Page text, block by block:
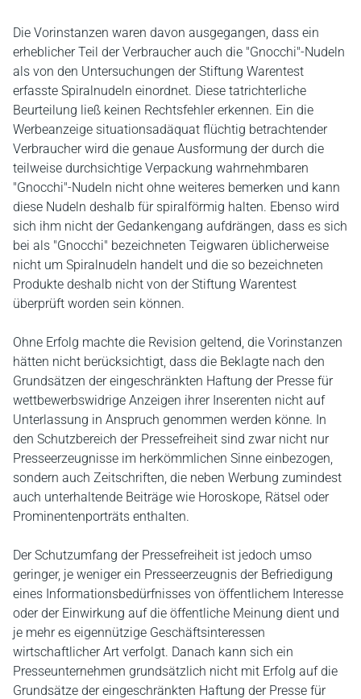
Die Vorinstanzen waren davon ausgegangen, dass ein
erheblicher Teil der Verbraucher auch die "Gnocchi"-Nudeln
als von den Untersuchungen der Stiftung Warentest
erfasste Spiralnudeln einordnet. Diese tatrichterliche
Beurteilung ließ keinen Rechtsfehler erkennen. Ein die
Werbeanzeige situationsadäquat flüchtig betrachtender
Verbraucher wird die genaue Ausformung der durch die
teilweise durchsichtige Verpackung wahrnehmbaren
"Gnocchi"-Nudeln nicht ohne weiteres bemerken und kann
diese Nudeln deshalb für spiralförmig halten. Ebenso wird
sich ihm nicht der Gedankengang aufdrängen, dass es sich
bei als "Gnocchi" bezeichneten Teigwaren üblicherweise
nicht um Spiralnudeln handelt und die so bezeichneten
Produkte deshalb nicht von der Stiftung Warentest
überprüft worden sein können.
Ohne Erfolg machte die Revision geltend, die Vorinstanzen
hätten nicht berücksichtigt, dass die Beklagte nach den
Grundsätzen der eingeschränkten Haftung der Presse für
wettbewerbswidrige Anzeigen ihrer Inserenten nicht auf
Unterlassung in Anspruch genommen werden könne. In
den Schutzbereich der Pressefreiheit sind zwar nicht nur
Presseerzeugnisse im herkömmlichen Sinne einbezogen,
sondern auch Zeitschriften, die neben Werbung zumindest
auch unterhaltende Beiträge wie Horoskope, Rätsel oder
Prominentenporträts enthalten.
Der Schutzumfang der Pressefreiheit ist jedoch umso
geringer, je weniger ein Presseerzeugnis der Befriedigung
eines Informationsbedürfnisses von öffentlichem Interesse
oder der Einwirkung auf die öffentliche Meinung dient und
je mehr es eigennützige Geschäftsinteressen
wirtschaftlicher Art verfolgt. Danach kann sich ein
Presseunternehmen grundsätzlich nicht mit Erfolg auf die
Grundsätze der eingeschränkten Haftung der Presse für